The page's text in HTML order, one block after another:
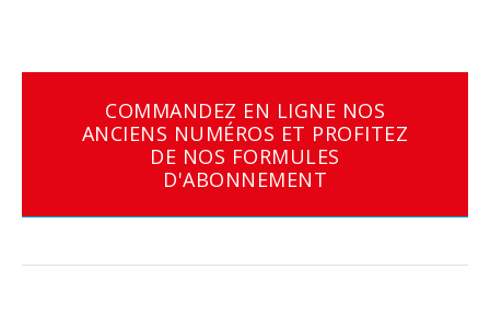
COMMANDEZ EN LIGNE NOS
ANCIENS NUMÉROS ET PROFITEZ
DE NOS FORMULES
D'ABONNEMENT